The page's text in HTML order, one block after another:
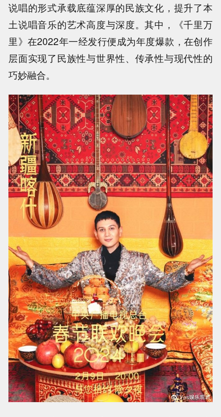
说唱的形式承载底蕴深厚的民族文化，提升了本
土说唱音乐的艺术高度与深度。其中，《千里万
里》在2022年一经发行便成为年度爆款，在创作
层面实现了民族性与世界性、传承性与现代性的
巧妙融合。